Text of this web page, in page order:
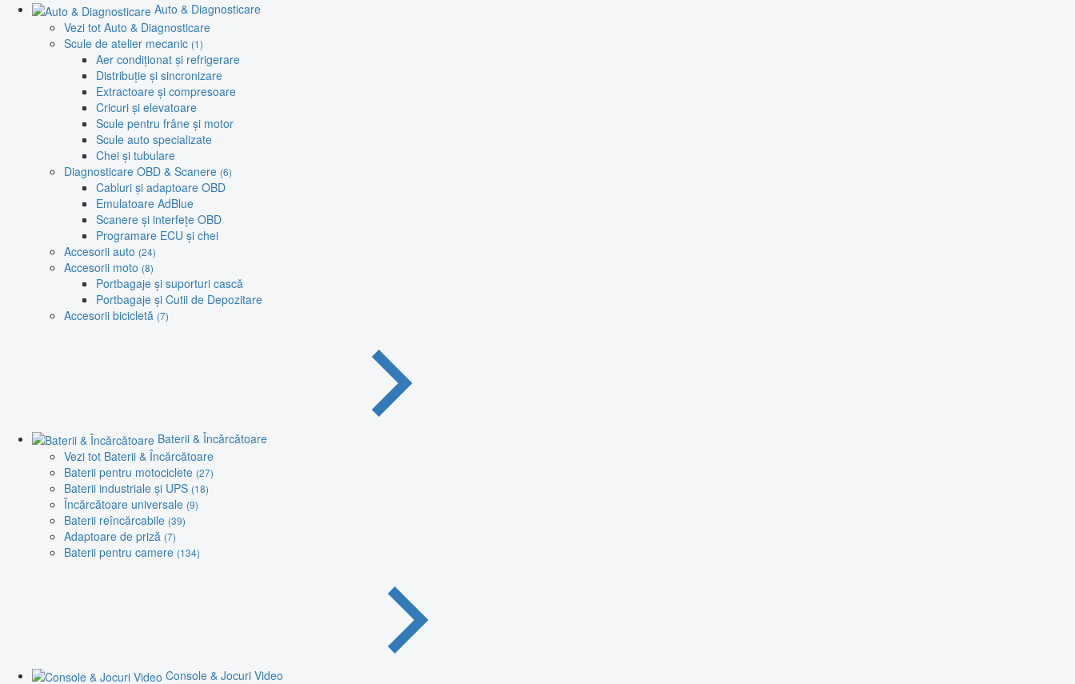
Auto & Diagnosticare
Vezi tot Auto & Diagnosticare
Scule de atelier mecanic (1)
Aer condiționat și refrigerare
Distribuție și sincronizare
Extractoare și compresoare
Cricuri și elevatoare
Scule pentru frâne și motor
Scule auto specializate
Chei și tubulare
Diagnosticare OBD & Scanere (6)
Cabluri și adaptoare OBD
Emulatoare AdBlue
Scanere și interfețe OBD
Programare ECU și chei
Accesorii auto (24)
Accesorii moto (8)
Portbagaje și suporturi cască
Portbagaje și Cutii de Depozitare
Accesorii bicicletă (7)
Baterii & Încărcătoare
Vezi tot Baterii & Încărcătoare
Baterii pentru motociclete (27)
Baterii industriale și UPS (18)
Încărcătoare universale (9)
Baterii reîncărcabile (39)
Adaptoare de priză (7)
Baterii pentru camere (134)
Console & Jocuri Video